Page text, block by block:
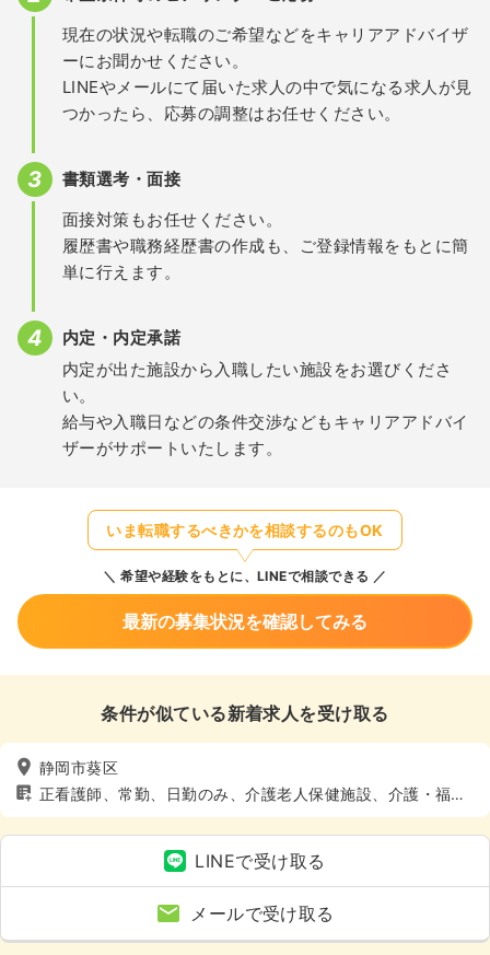
現在の状況や転職のご希望などをキャリアアドバイザ
ーにお聞かせください。
LINEやメールにて届いた求人の中で気になる求人が見
つかったら、応募の調整はお任せください。
書類選考・面接
面接対策もお任せください。
履歴書や職務経歴書の作成も、ご登録情報をもとに簡
単に行えます。
内定・内定承諾
内定が出た施設から入職したい施設をお選びくださ
い。
給与や入職日などの条件交渉などもキャリアアドバイ
ザーがサポートいたします。
いま転職するべきかを相談するのもOK
希望や経験をもとに、LINEで相談できる
最新の募集状況を確認してみる
条件が似ている新着求人を受け取る
静岡市葵区
正看護師、常勤、日勤のみ、介護老人保健施設、介護・福祉
系、4週8休以上
LINEで受け取る
メールで受け取る